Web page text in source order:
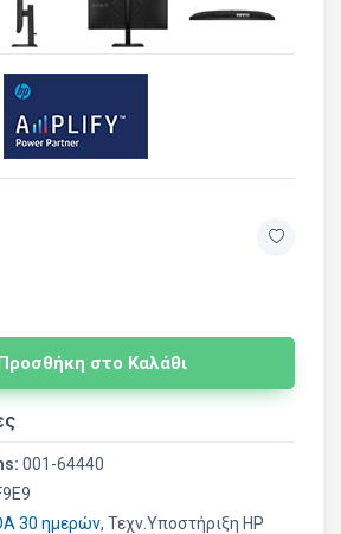
στο Καλάθι
001-64440
30 ημερών, Τεχν.Υποστήριξη HP